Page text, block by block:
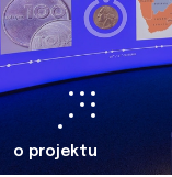
o projektu